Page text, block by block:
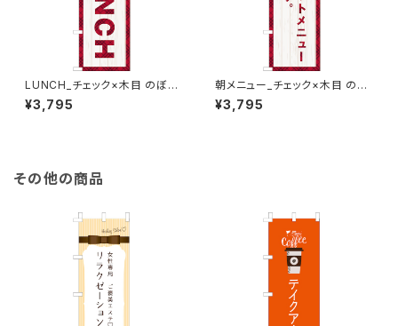
LUNCH_チェック×木目 のぼり
旗
¥3,795
朝メニュー_チェック×木目 のぼ
り旗
¥3,795
その他の商品